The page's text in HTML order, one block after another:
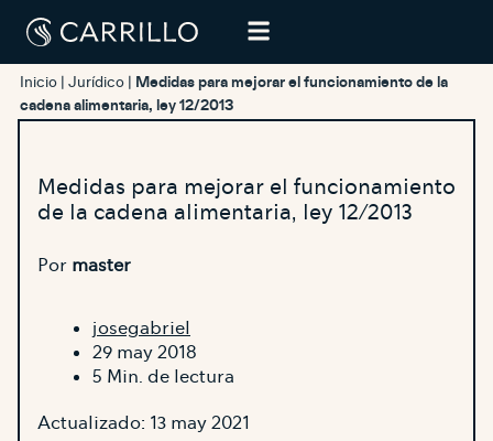
Inicio Jurídico
Medidas para mejorar el funcionamiento de la
cadena alimentaria, ley 12/2013
Medidas para mejorar el funcionamiento
de la cadena alimentaria, ley 12/2013
Por master
josegabriel
29 may 2018
5 Min. de lectura
Actualizado: 13 may 2021